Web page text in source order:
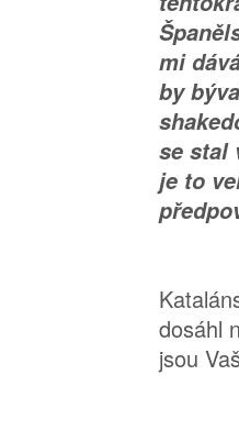
mi
by
se stal
je to
dosáhl
jsou